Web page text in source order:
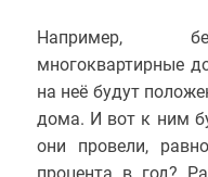
Например,
многоквартирные
на неё будут
дома. И вот к ним
они провели,